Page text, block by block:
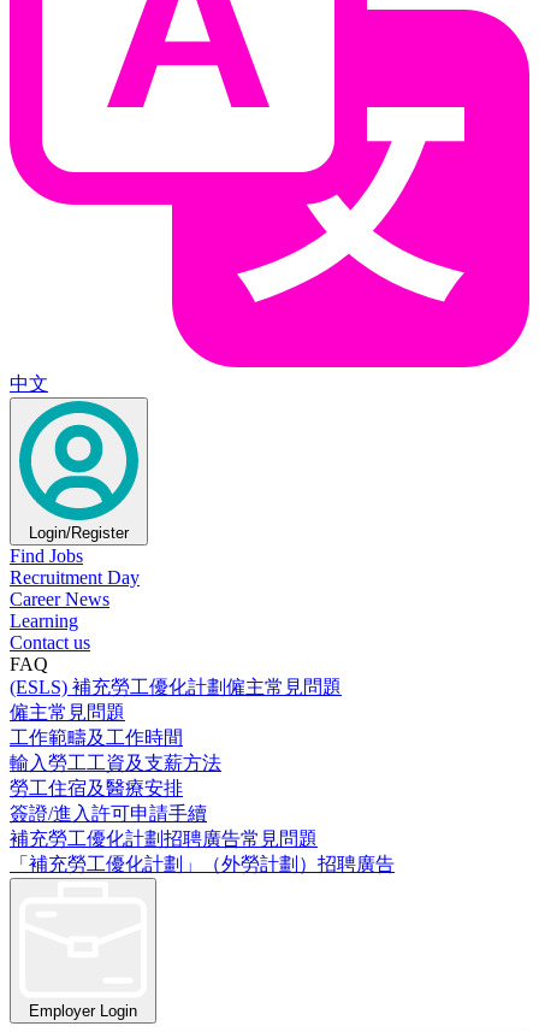
中文
Login/Register
Find Jobs
Recruitment Day
Career News
Learning
Contact us
FAQ
(ESLS) 補充勞工優化計劃僱主常見問題
僱主常見問題
工作範疇及工作時間
輸入勞工工資及支薪方法
勞工住宿及醫療安排
簽證/進入許可申請手續
補充勞工優化計劃招聘廣告常見問題
「補充勞工優化計劃」（外勞計劃）招聘廣告
Employer Login